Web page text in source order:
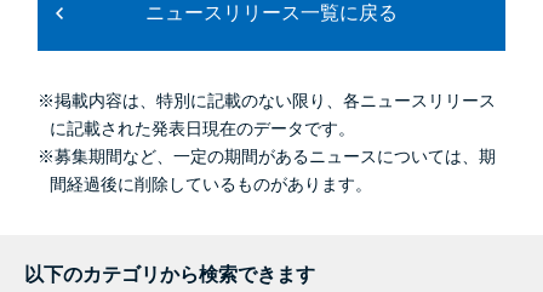
ニュースリリース一覧に戻る
※掲載内容は、特別に記載のない限り、各ニュースリリース
に記載された発表日現在のデータです。
※募集期間など、一定の期間があるニュースについては、期
間経過後に削除しているものがあります。
以下のカテゴリから検索できます